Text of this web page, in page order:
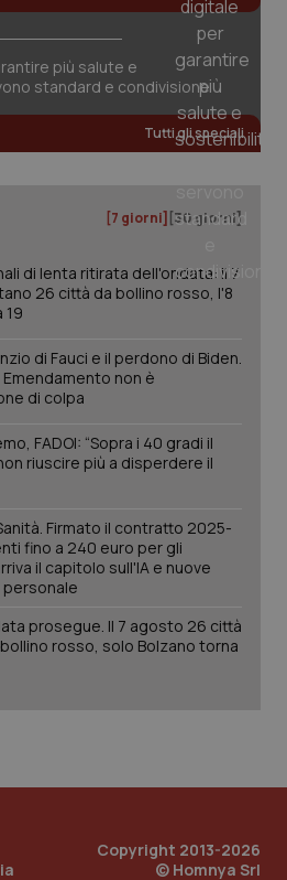
più salute e
standard e condivisione
Tutti gli speciali
[7 giorni] [30 giorni]
di lenta ritirata dell'ondata: il 7
26 città da bollino rosso, l'8
19
di Fauci e il perdono di Biden.
Emendamento non è
di colpa
FADOI: “Sopra i 40 gradi il
riuscire più a disperdere il
Firmato il contratto 2025-
fino a 240 euro per gli
il capitolo sull'IA e nuove
prosegue. Il 7 agosto 26 città
rosso, solo Bolzano torna
Copyright 2013-2026
© Homnya Srl
www.quotidianosanita.it